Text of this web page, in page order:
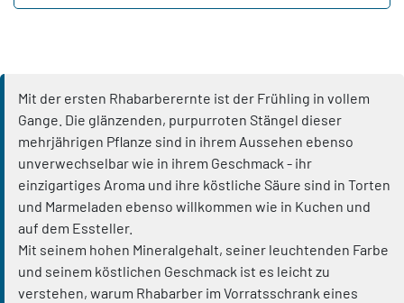
Mit der ersten Rhabarberernte ist der Frühling in vollem
Gange. Die glänzenden, purpurroten Stängel dieser
mehrjährigen Pflanze sind in ihrem Aussehen ebenso
unverwechselbar wie in ihrem Geschmack - ihr
einzigartiges Aroma und ihre köstliche Säure sind in Torten
und Marmeladen ebenso willkommen wie in Kuchen und
auf dem Essteller.
Mit seinem hohen Mineralgehalt, seiner leuchtenden Farbe
und seinem köstlichen Geschmack ist es leicht zu
verstehen, warum Rhabarber im Vorratsschrank eines